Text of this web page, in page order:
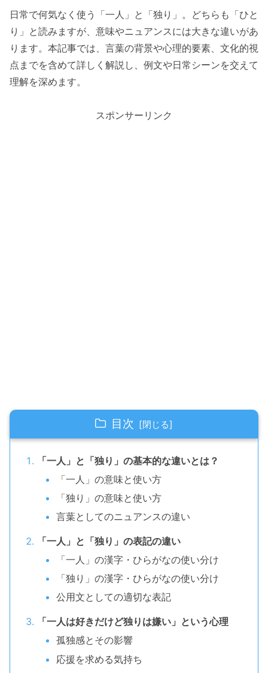
日常で何気なく使う「一人」と「独り」。どちらも「ひと
り」と読みますが、意味やニュアンスには大きな違いがあ
ります。本記事では、言葉の背景や心理的要素、文化的視
点までを含めて詳しく解説し、例文や日常シーンを交えて
理解を深めます。
スポンサーリンク
目次
「一人」と「独り」の基本的な違いとは？
「一人」の意味と使い方
「独り」の意味と使い方
言葉としてのニュアンスの違い
「一人」と「独り」の表記の違い
「一人」の漢字・ひらがなの使い分け
「独り」の漢字・ひらがなの使い分け
公用文としての適切な表記
「一人は好きだけど独りは嫌い」という心理
孤独感とその影響
応援を求める気持ち